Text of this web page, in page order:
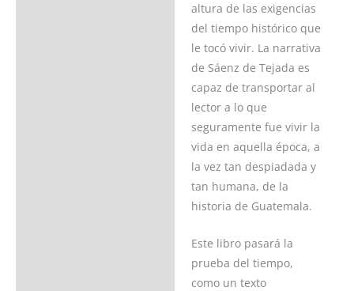
altura de las exigencias
del tiempo histórico que
le tocó vivir. La narrativa
de Sáenz de Tejada es
capaz de transportar al
lector a lo que
seguramente fue vivir la
vida en aquella época, a
la vez tan despiadada y
tan humana, de la
historia de Guatemala.
Este libro pasará la
prueba del tiempo,
como un texto